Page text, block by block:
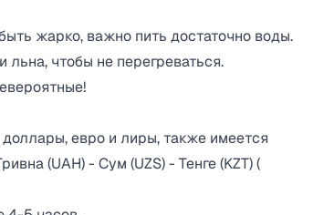
жарко, важно пить достаточно воды.
чтобы не перегреваться.
евро и лиры, также имеется
(UAH) - Сум (UZS) - Тенге (KZT) (